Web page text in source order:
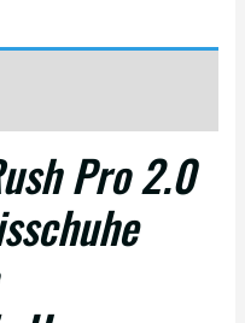
Pro 2.0